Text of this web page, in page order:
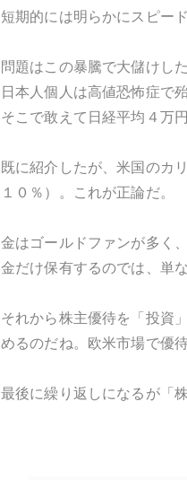
短期的には明らかにスピード
問題はこの暴騰で大儲けし
日本人個人は高値恐怖症で
そこで敢えて日経平均４万
既に紹介したが、米国のカ
１０％）。これが正論だ。
金はゴールドファンが多く
金だけ保有するのでは、単
それから株主優待を「投資
めるのだね。欧米市場で優
最後に繰り返しになるが「